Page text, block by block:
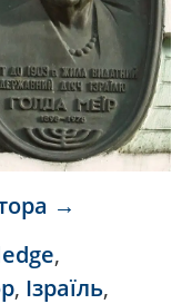
→
,
, Ізраїль,